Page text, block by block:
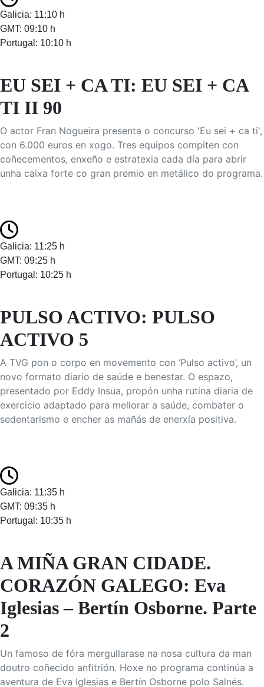
Galicia: 11:10 h
GMT: 09:10 h
Portugal: 10:10 h
EU SEI + CA TI: EU SEI + CA
TI II 90
O actor Fran Nogueira presenta o concurso 'Eu sei + ca ti',
con 6.000 euros en xogo. Tres equipos compiten con
coñecementos, enxeño e estratexia cada día para abrir
unha caixa forte co gran premio en metálico do programa.
Galicia: 11:25 h
GMT: 09:25 h
Portugal: 10:25 h
PULSO ACTIVO: PULSO
ACTIVO 5
A TVG pon o corpo en movemento con ‘Pulso activo’, un
novo formato diario de saúde e benestar. O espazo,
presentado por Eddy Insua, propón unha rutina diaria de
exercicio adaptado para mellorar a saúde, combater o
sedentarismo e encher as mañás de enerxía positiva.
Galicia: 11:35 h
GMT: 09:35 h
Portugal: 10:35 h
A MIÑA GRAN CIDADE.
CORAZÓN GALEGO: Eva
Iglesias – Bertín Osborne. Parte
2
Un famoso de fóra mergullarase na nosa cultura da man
doutro coñecido anfitrión. Hoxe no programa continúa a
aventura de Eva Iglesias e Bertín Osborne polo Salnés.